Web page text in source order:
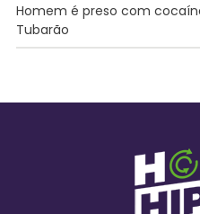
Homem é preso com
Tubarão